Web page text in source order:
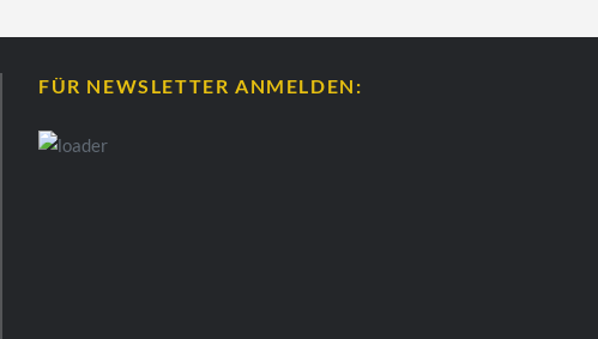
FÜR NEWSLETTER ANMELDEN: